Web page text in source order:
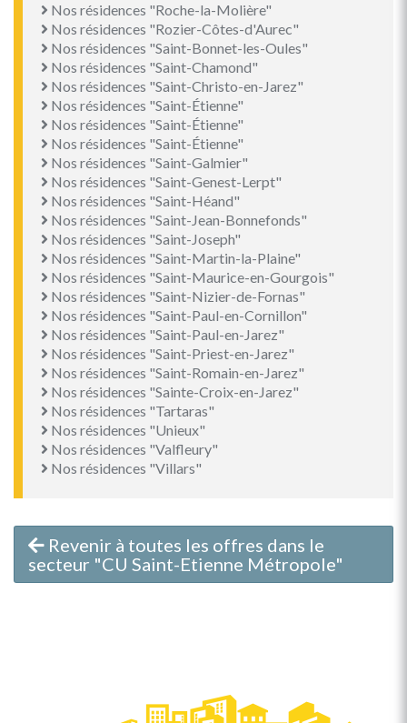
Nos résidences "Roche-la-Molière"
Nos résidences "Rozier-Côtes-d'Aurec"
Nos résidences "Saint-Bonnet-les-Oules"
Nos résidences "Saint-Chamond"
Nos résidences "Saint-Christo-en-Jarez"
Nos résidences "Saint-Étienne"
Nos résidences "Saint-Étienne"
Nos résidences "Saint-Étienne"
Nos résidences "Saint-Galmier"
Nos résidences "Saint-Genest-Lerpt"
Nos résidences "Saint-Héand"
Nos résidences "Saint-Jean-Bonnefonds"
Nos résidences "Saint-Joseph"
Nos résidences "Saint-Martin-la-Plaine"
Nos résidences "Saint-Maurice-en-Gourgois"
Nos résidences "Saint-Nizier-de-Fornas"
Nos résidences "Saint-Paul-en-Cornillon"
Nos résidences "Saint-Paul-en-Jarez"
Nos résidences "Saint-Priest-en-Jarez"
Nos résidences "Saint-Romain-en-Jarez"
Nos résidences "Sainte-Croix-en-Jarez"
Nos résidences "Tartaras"
Nos résidences "Unieux"
Nos résidences "Valfleury"
Nos résidences "Villars"
Revenir à toutes les offres dans le
secteur "CU Saint-Etienne Métropole"